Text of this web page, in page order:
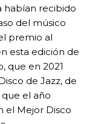
habían recibido
del músico
premio al
esta edición de
que en 2021
de Jazz, de
que el año
el Mejor Disco